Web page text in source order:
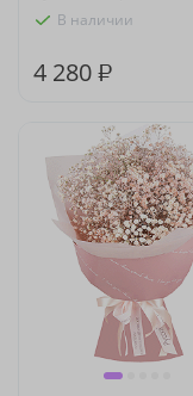
В наличии
4 280 ₽